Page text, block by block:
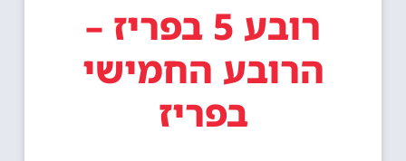
רובע 5 בפריז –
הרובע החמישי
בפריז